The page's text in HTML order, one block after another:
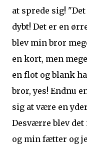
at sprede sig!
dybt! Det er en
blev min bror
en kort, men
en flot og blank
bror, yes! Endnu
sig at være en
Desværre blev
og min fætter og